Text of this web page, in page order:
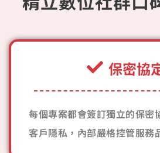
保密協
每個專案都會簽訂獨立的保密
客戶隱私，內部嚴格控管服務